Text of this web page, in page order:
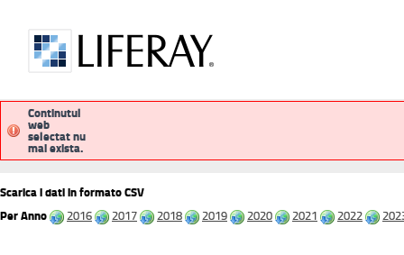
Continutul
web
selectat nu
mai exista.
Scarica i dati in formato CSV
Per Anno
2016 2017 2018 2019 2020 2021 2022